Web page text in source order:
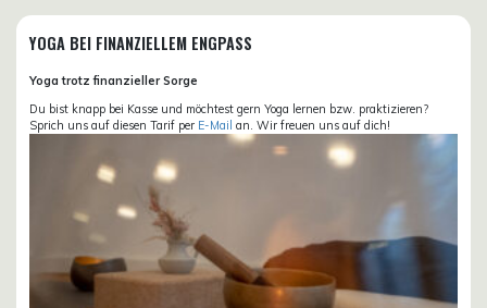
YOGA BEI FINANZIELLEM ENGPASS
Yoga trotz finanzieller Sorge
Du bist knapp bei Kasse und möchtest gern Yoga lernen bzw. praktizieren?
Sprich uns auf diesen Tarif per E-Mail an. Wir freuen uns auf dich!